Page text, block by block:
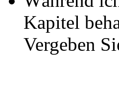
Kapitel
Vergeben